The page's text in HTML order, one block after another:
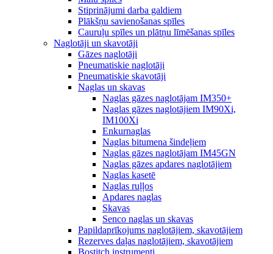
Stiprinājumi darba galdiem
Plākšņu savienošanas spīles
Cauruļu spīles un plātņu līmēšanas spīles
Naglotāji un skavotāji
Gāzes naglotāji
Pneumatiskie naglotāji
Pneumatiskie skavotāji
Naglas un skavas
Naglas gāzes naglotājam IM350+
Naglas gāzes naglotājiem IM90Xi,
IM100Xi
Enkurnaglas
Naglas bitumena šindeļiem
Naglas gāzes naglotājam IM45GN
Naglas gāzes apdares naglotājiem
Naglas kasetē
Naglas ruļļos
Apdares naglas
Skavas
Senco naglas un skavas
Papildaprīkojums naglotājiem, skavotājiem
Rezerves daļas naglotājiem, skavotājiem
Bostitch instrumenti